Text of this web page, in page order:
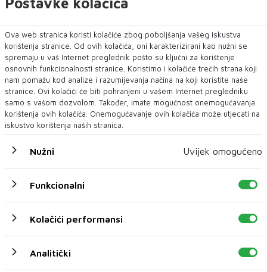
Ova web stranica koristi kolačiće zbog poboljšanja vašeg iskustva
korištenja stranice. Od ovih kolačića, oni karakterizirani kao nužni se
spremaju u vaš Internet preglednik pošto su ključni za korištenje
osnovnih funkcionalnosti stranice. Koristimo i kolačiće trećih strana koji
nam pomažu kod analize i razumijevanja načina na koji koristite naše
stranice. Ovi kolačići će biti pohranjeni u vašem Internet pregledniku
samo s vašom dozvolom. Također, imate mogućnost onemogućavanja
korištenja ovih kolačića. Onemogućavanje ovih kolačića može utjecati na
iskustvo korištenja naših stranica.
Nužni Uvijek omogućeno
Funkcionalni
Kolačići performansi
Analitički